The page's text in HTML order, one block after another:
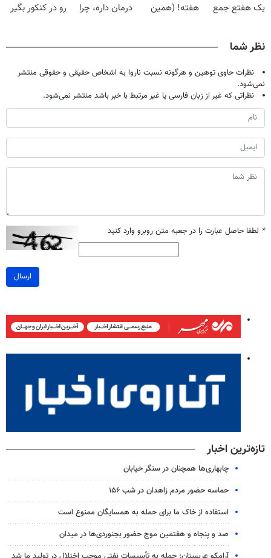
یک هفتع جمع
هفته! (همین
درمان داره، چرا
رو در کنکور بگیر
نظر شما
نظرات حاوی توهین و هرگونه نسبت ناروا به اشخاص حقیقی و حقوقی منتشر
نمی‌شود.
نظراتی که غیر از زبان فارسی یا غیر مرتبط با خبر باشد منتشر نمی‌شود.
* لطفا حاصل عبارت را در جعبه متن روبرو وارد کنید
ارسال
تازه‌ترین اخبار
چابهاری‌ها همچنان در سنگر خیابان
حماسه حضور مردم زاهدان در شب ۱۵۶
استفاده از خاک ما برای حمله به همسایگان ممنوع است
صد و پنجاه و هفتمین موج حضور بجنوردی‌ها در میدان